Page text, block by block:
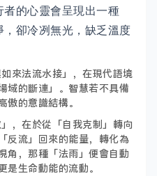
的心靈會呈現出一種
卻冷冽無光，缺乏溫度
來法流水接」，在現代語境
域的斷連」。智慧若不具備
傲的意識結構。
，在於從「自我克制」轉向
反流」回來的能量，轉化為
角，那種「法雨」便會自動
是生命動能的流動。